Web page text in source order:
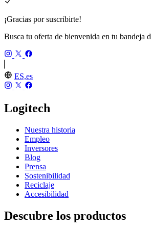
¡Gracias por suscribirte!
Busca tu oferta de bienvenida en tu bandeja
ES,es
Logitech
Nuestra historia
Empleo
Inversores
Blog
Prensa
Sostenibilidad
Reciclaje
Accesibilidad
Descubre los productos